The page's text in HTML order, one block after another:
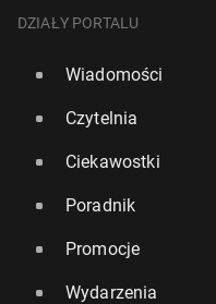
DZIAŁY PORTALU
Wiadomości
Czytelnia
Ciekawostki
Poradnik
Promocje
Wydarzenia